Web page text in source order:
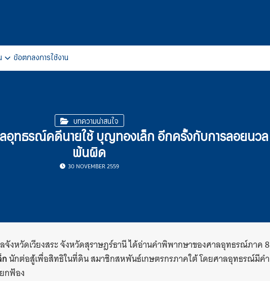
ข้อตกลงการใช้งาน
บทความน่าสนใจ
อุทธรณ์คดีนายใช้ บุญทองเล็ก อีกครั้งกับการลอยนวล
พ้นผิด
30 NOVEMBER 2559
งหวัดเวียงสระ จังหวัดสุราษฎร์ธานี ได้อ่านคำพิพากษาของศาลอุทธรณ์ภาค 8
นักต่อสู้เพื่อสิทธิในที่ดิน สมาชิกสหพันธ์เกษตรกรภาคใต้ โดยศาลอุทธรณ์มีคำ
กฟ้อง